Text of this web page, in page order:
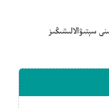
سېتىۋالالىشىڭىز